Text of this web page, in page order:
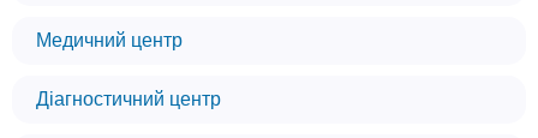
будуть корисними для вас. Оберіть найкраще
дбайте про своє здоров'я разом з нами!
Медичний центр
Діагностичний центр